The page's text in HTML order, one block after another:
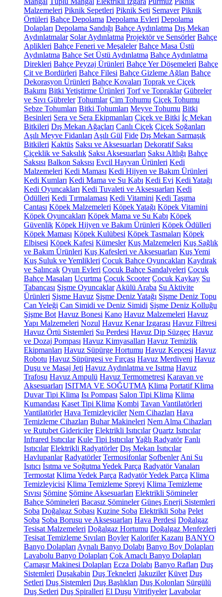
Malzemeleri Piknik Sepetleri Piknik Seti Semaver Piknik
Örtüleri Bahçe Depolama Depolama Evleri Depolama
Dolapları Depolama Sandığı Bahçe Aydınlatma Dış Mekan
Aydınlatmalar Solar Aydınlatma Projektör ve Sensörler Bahçe
Aplikleri Bahçe Feneri ve Meşaleler Bahçe Masa Üstü
Aydınlatma Bahçe Set Üstü Aydınlatma Bahçe Aydınlatma
Direkleri Bahçe Peyzaj Ürünleri Bahçe Yer Döşemeleri Bahçe
Çit ve Bordürleri Bahçe Filesi Bahçe Gizleme Ağları Bahçe
Dekorasyon Ürünleri Bahçe Kovaları Toprak ve Çiçek
Bakımı Bitki Yetiştirme Ürünleri Torf ve Topraklar Gübreler
ve Sıvı Gübreler Tohumlar Çim Tohumu Çiçek Tohumu
Sebze Tohumları Bitki Tohumları Meyve Tohumu Bitki
Besinleri Sera ve Sera Ekipmanları Çiçek ve Bitki İç Mekan
Bitkileri Dış Mekan Ağaçları Canlı Çiçek Çiçek Soğanları
Aşılı Meyve Fidanları Aşılı Gül Fide Dış Mekan Sarmaşık
Bitkileri Kaktüs Saksı ve Aksesuarları Dekoratif Saksı
Çiçeklik ve Saksılık Saksı Aksesuarları Saksı Altlığı Bahçe
Saksısı Balkon Saksısı Evcil Hayvan Ürünleri Kedi
Malzemeleri Kedi Maması Kedi Hijyen ve Bakım Ürünleri
Kedi Kumları Kedi Mama ve Su Kabı Kedi Evi Kedi Yatağı
Kedi Oyuncakları Kedi Tuvaleti ve Aksesuarları Kedi
Ödülleri Kedi Tırmalaması Kedi Vitamini Kedi Taşıma
Çantası Köpek Malzemeleri Köpek Yatağı Köpek Vitamini
Köpek Oyuncakları Köpek Mama ve Su Kabı Köpek
Güvenlik Köpek Hijyen ve Bakım Ürünleri Köpek Ödülleri
Köpek Maması Köpek Kulübesi Köpek Tasmaları Köpek
Elbisesi Köpek Kafesi Kümesler Kuş Malzemeleri Kuş Sağlık
ve Bakım Ürünleri Kuş Kafesleri ve Aksesuarları Kuş Yemi
Kuş Suluk ve Yemlikleri Çocuk Bahçe Oyuncakları Kaydırak
ve Salıncak Oyun Evleri Çocuk Bahçe Sandalyeleri Çocuk
Bahçe Masaları Uçurtma Çocuk Scooter Çocuk Kaykay Su
Tabancası Şişme Oyuncaklar Akülü Araba Su Aktivite
Ürünleri Şişme Havuz Şişme Deniz Yatağı Şişme Deniz Topu
Can Yeleği Can Simidi ve Deniz Simidi Şişme Deniz Kolluğu
Şişme Bot Havuz Bonesi Kano Havuz Malzemeleri Havuz
Yapı Malzemeleri Nozul Havuz Kenar Izgarası Havuz Filtresi
Havuz Örtü Sistemleri Su Perdesi Havuz Dip Süzgeç Havuz
ve Dozaj Pompası Havuz Kimyasalları Havuz Temizlik
Ekipmanları Havuz Süpürge Hortumu Havuz Kepçesi Havuz
Robotu Havuz Süpürgesi ve Fırçası Havuz Merdiveni Havuz
Duşu ve Masaj Jeti Havuz Aydınlatma ve Isıtma Havuz
Trafosu Havuz Ampulü Havuz Termometresi Karavan ve
Aksesuarları ISITMA VE SOĞUTMA Klima Portatif Klima
Duvar Tipi Klima Isı Pompası Salon Tipi Klima Klima
Kumandası Kaset Tipi Klima Kombi Tavan Vantilatörleri
Vantilatörler Hava Temizleyiciler Nem Cihazları Hava
Temizleme Cihazları Buhar Makineleri Nem Alma Cihazları
ve Rutubet Gidericiler Elektrikli Isıtıcılar Quartz Isıtıcılar
Infrared Isıtıcılar Kule Tipi IsıtıcılarYağlı Radyatör Fanlı
Isıtıcılar Elektrikli Radyatörler Dış Mekan Isıtıcılar
Havlupanlar Radyatörler Termosifonlar Şofbenler Ani Su
Isıtıcı Isıtma ve Soğutma Yedek Parça Radyatör Vanaları
Termostat Klima Yedek Parça Radyatör Yedek Parça Klima
Temizleyicisi Klima Temizleme Spreyi Klima Temizleme
Sıvısı Şömine Şömine Aksesuarları Elektrikli Şömineler
Bahçe Şömineleri Bacasız Şömineler Güneş Enerji Sistemleri
Soba Doğalgaz Sobası Kuzine Soba Elektrikli Soba Pelet
Soba Soba Borusu ve Aksesuarları Hava Perdesi Doğalgaz
Tesisat Malzemeleri Doğalgaz Hortumu Doğalgaz Menfezleri
Tesisat Temizleme Sıvıları Boyler Kalorifer Kazanı BANYO
Banyo Dolapları Aynalı Banyo Dolabı Banyo Boy Dolapları
Lavabolu Banyo Dolapları Çok Amaçlı Banyo Dolapları
Çamaşır Makinesi Dolapları Ecza Dolabı Banyo Rafları Duş
Sistemleri Duşakabin Duş Tekneleri Jakuziler Küvet Duş
Setleri Duş Sistemleri Duş Başlıkları Duş Kolonları Sürgülü
Duş Setleri Duş Spiralleri El Duşu Vitrifiyeler Lavabolar